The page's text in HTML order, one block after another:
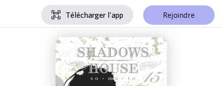
Télécharger l'app Rejoindre